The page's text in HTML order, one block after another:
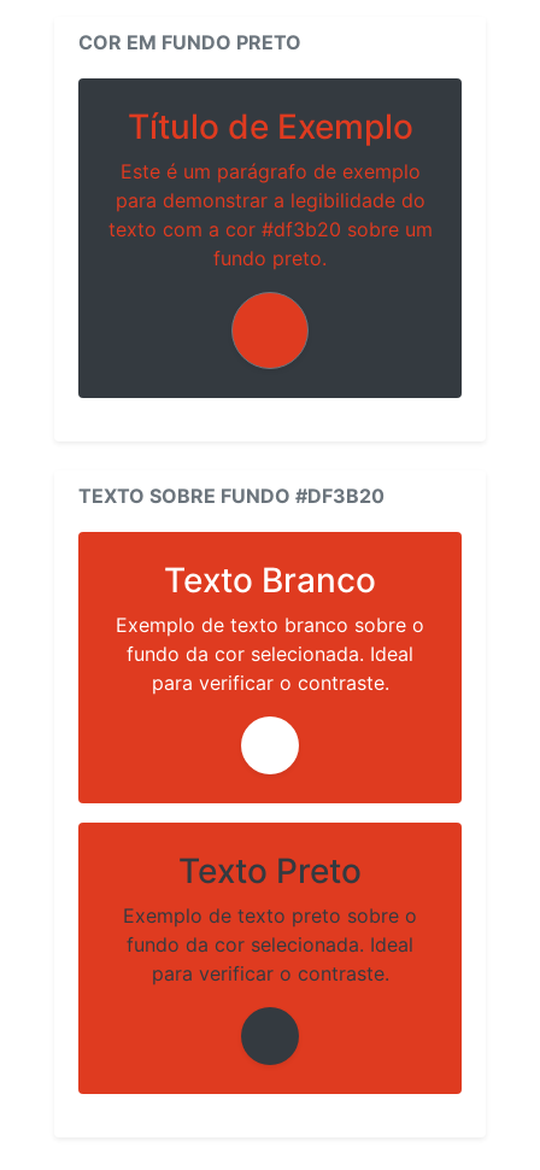
COR EM FUNDO PRETO
Título de Exemplo
Este é um parágrafo de exemplo
para demonstrar a legibilidade do
texto com a cor #df3b20 sobre um
fundo preto.
TEXTO SOBRE FUNDO #DF3B20
Texto Branco
Exemplo de texto branco sobre o
fundo da cor selecionada. Ideal
para verificar o contraste.
Texto Preto
Exemplo de texto preto sobre o
fundo da cor selecionada. Ideal
para verificar o contraste.